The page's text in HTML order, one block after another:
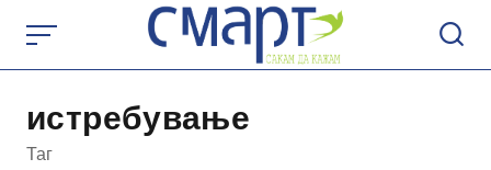
content
истребување
Таг